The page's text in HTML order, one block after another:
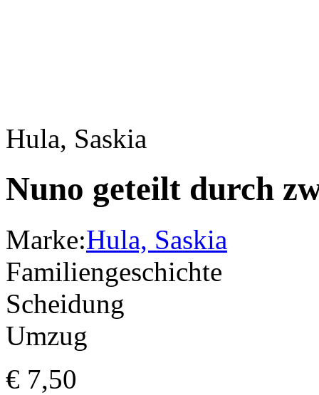
Hula, Saskia
Nuno geteilt durch
Marke:Hula, Saskia
Familiengeschichte
Scheidung
Umzug
€ 7,50